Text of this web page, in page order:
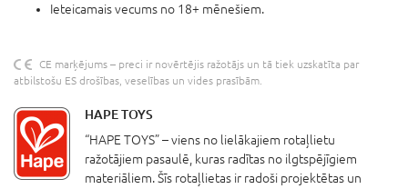
Ieteicamais vecums no 18+ mēnešiem.
CE marķējums – preci ir novērtējis ražotājs un tā tiek uzskatīta par
atbilstošu ES drošības, veselības un vides prasībām.
HAPE TOYS
“HAPE TOYS” – viens no lielākajiem rotaļlietu
ražotājiem pasaulē, kuras radītas no ilgtspējīgiem
materiāliem. Šīs rotaļlietas ir radoši projektētas un